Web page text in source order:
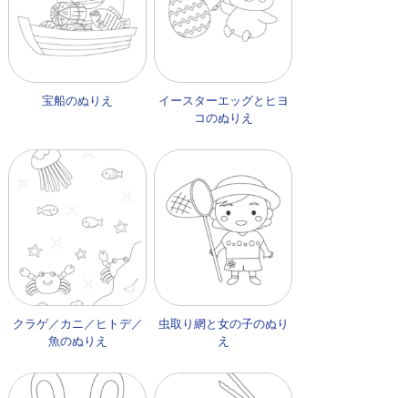
宝船のぬりえ
イースターエッグとヒヨ
コのぬりえ
クラゲ／カニ／ヒトデ／
魚のぬりえ
虫取り網と女の子のぬり
え